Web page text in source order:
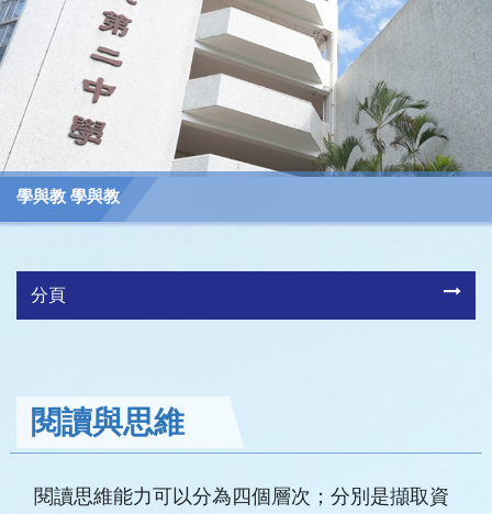
學與教 學與教
分頁
閱讀與思維
閱讀思維能力可以分為四個層次；分別是擷取資